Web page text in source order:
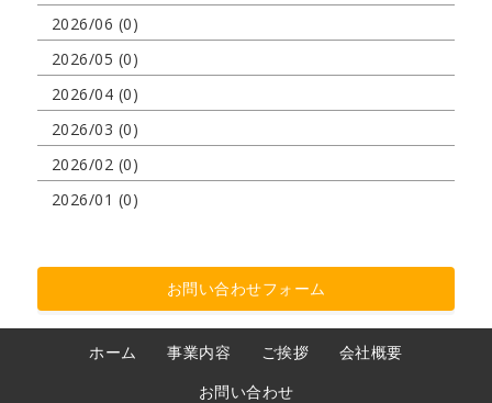
2026/06 (0)
2026/05 (0)
2026/04 (0)
2026/03 (0)
2026/02 (0)
2026/01 (0)
お問い合わせフォーム
ホーム 事業内容 ご挨拶
会社概要
お問い合わせ